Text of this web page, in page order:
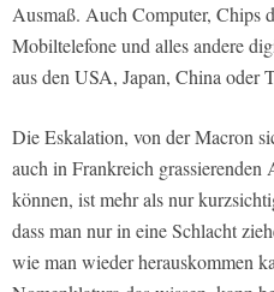
Ausmaß. Auch Computer, Chips
Mobiltelefone und alles andere
aus den USA, Japan, China oder
Die Eskalation, von der Macron
auch in Frankreich
können, ist mehr als nur
dass man nur in eine Schlacht
wie man wieder herauskommen